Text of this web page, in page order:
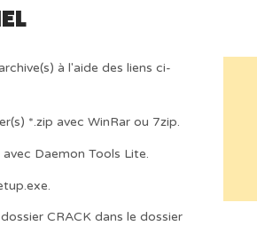
à l'aide des liens ci-
*.zip avec WinRar ou 7zip.
Daemon Tools Lite.
CRACK dans le dossier